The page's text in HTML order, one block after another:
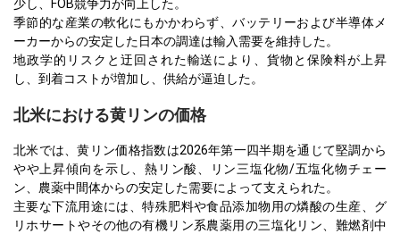
少し、FOB競争力が向上した。
季節的な産業の軟化にもかかわらず、バッテリーおよび半導体メ
ーカーからの安定した日本の調達は輸入需要を維持した。
地政学的リスクと迂回された輸送により、貨物と保険料が上昇
し、到着コストが増加し、供給が逼迫した。
北米における黄リンの価格
北米では、黄リン価格指数は2026年第一四半期を通じて堅調から
やや上昇傾向を示し、熱リン酸、リン三塩化物/五塩化物チェー
ン、農薬中間体からの安定した需要によって支えられた。
主要な下流用途には、特殊肥料や食品添加物用の燐酸の生産、グ
リホサートやその他の有機リン系農薬用の三塩化リン、難燃剤中